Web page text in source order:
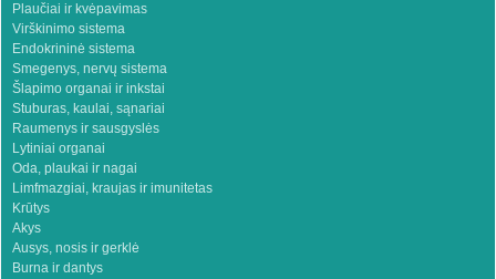
Plaučiai ir kvėpavimas
Virškinimo sistema
Endokrininė sistema
Smegenys, nervų sistema
Šlapimo organai ir inkstai
Stuburas, kaulai, sąnariai
Raumenys ir sausgyslės
Lytiniai organai
Oda, plaukai ir nagai
Limfmazgiai, kraujas ir imunitetas
Krūtys
Akys
Ausys, nosis ir gerklė
Burna ir dantys